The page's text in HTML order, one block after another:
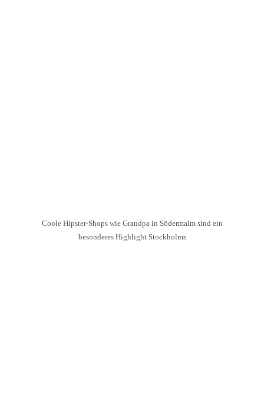
Coole Hipster-Shops wie Grandpa in Södermalm sind ein
besonderes Highlight Stockholms